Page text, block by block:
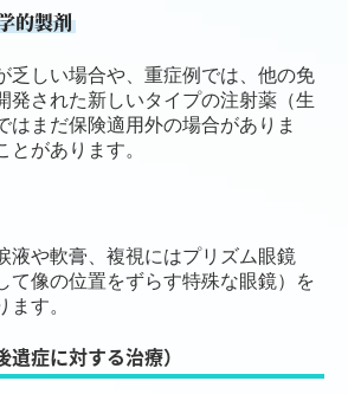
的製剤
乏しい場合や、重症例では、他の免
発された新しいタイプの注射薬（生
はまだ保険適用外の場合がありま
とがあります。
液や軟膏、複視にはプリズム眼鏡
て像の位置をずらす特殊な眼鏡）を
ます。
症に対する治療）